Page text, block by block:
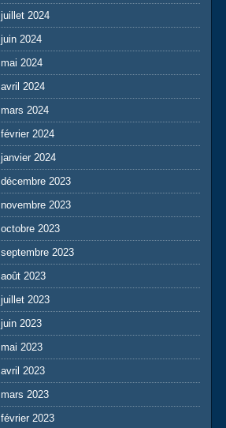
juillet 2024
juin 2024
mai 2024
avril 2024
mars 2024
février 2024
janvier 2024
décembre 2023
novembre 2023
octobre 2023
septembre 2023
août 2023
juillet 2023
juin 2023
mai 2023
avril 2023
mars 2023
février 2023